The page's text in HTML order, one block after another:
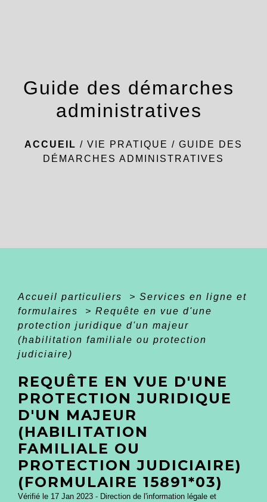
Guide des démarches
administratives
ACCUEIL / VIE PRATIQUE / GUIDE DES
DÉMARCHES ADMINISTRATIVES
Accueil particuliers > Services en ligne et
formulaires
> Requête en vue d'une
protection juridique d'un majeur
(habilitation familiale ou protection
judiciaire)
REQUÊTE EN VUE D'UNE
PROTECTION JURIDIQUE
D'UN MAJEUR
(HABILITATION
FAMILIALE OU
PROTECTION JUDICIAIRE)
(FORMULAIRE 15891*03)
Vérifié le 17 Jan 2023 - Direction de l'information légale et